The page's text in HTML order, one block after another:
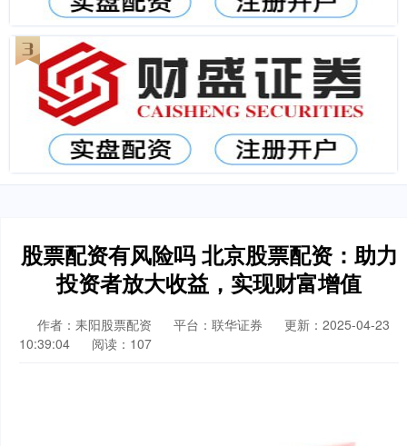
股票配资有风险吗 北京股票配资：助力
投资者放大收益，实现财富增值
作者：耒阳股票配资 平台：联华证券
更新：2025-04-23
10:39:04
阅读：107